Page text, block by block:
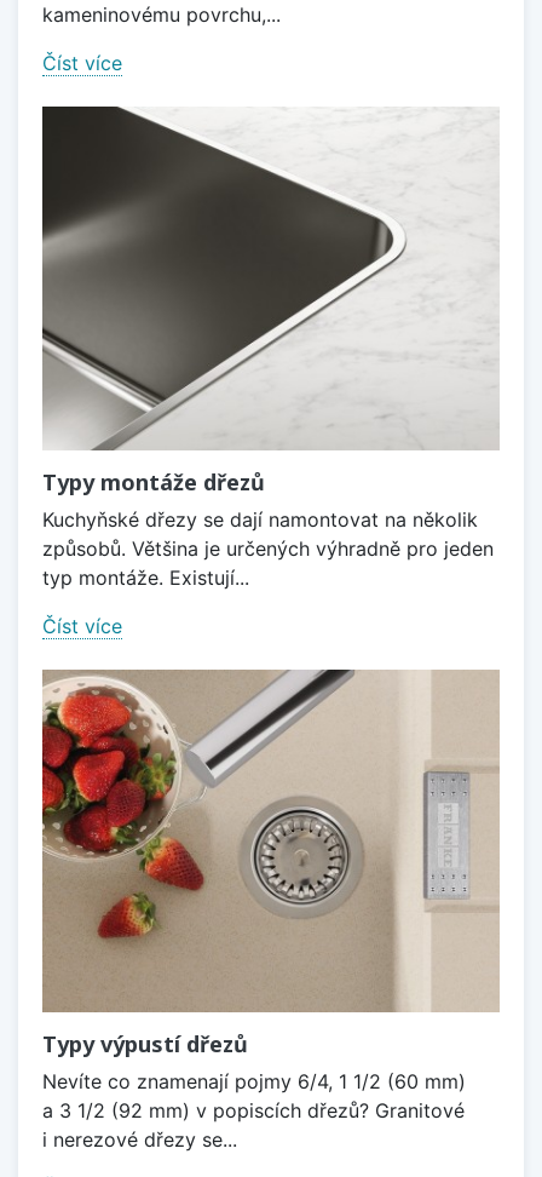
kameninovému povrchu,...
Číst více
Typy montáže dřezů
Kuchyňské dřezy se dají namontovat na několik
způsobů. Většina je určených výhradně pro jeden
typ montáže. Existují...
Číst více
Typy výpustí dřezů
Nevíte co znamenají pojmy 6/4, 1 1/2 (60 mm)
a 3 1/2 (92 mm) v popiscích dřezů? Granitové
i nerezové dřezy se...